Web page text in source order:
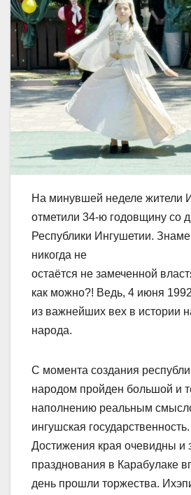
На минувшей неделе жители
отметили 34-ю годовщину со
Республики Ингушетии.
никогда не
остаётся не замеченной
как можно?! Ведь, 4 июня
из важнейших вех в истории
народа.
С момента создания
народом пройден большой и
наполнению реальным
ингушская государственность.
Достижения края очевидны и
празднования в Карабулаке
день прошли торжества.